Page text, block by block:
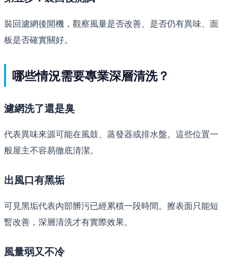
裝回濾網後開機，觀察風量是否改善、是否仍有異味、面
板是否確實關好。
哪些情況需要專業深層清洗？
濾網洗了還是臭
代表異味來源可能在風鼓、蒸發器或排水盤。這些位置一
般屋主不容易徹底清潔。
出風口有黑垢
可見黑垢代表內部髒污已經累積一段時間。擦表面只能短
暫改善，深層清洗才有實際效果。
風量弱又不冷